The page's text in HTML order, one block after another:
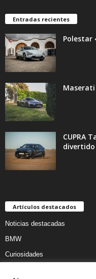
Entradas recientes
Polestar
Maserati
CUPRA
divertido
Artículos destacados
Noticias destacadas
BMW
Curiosidades